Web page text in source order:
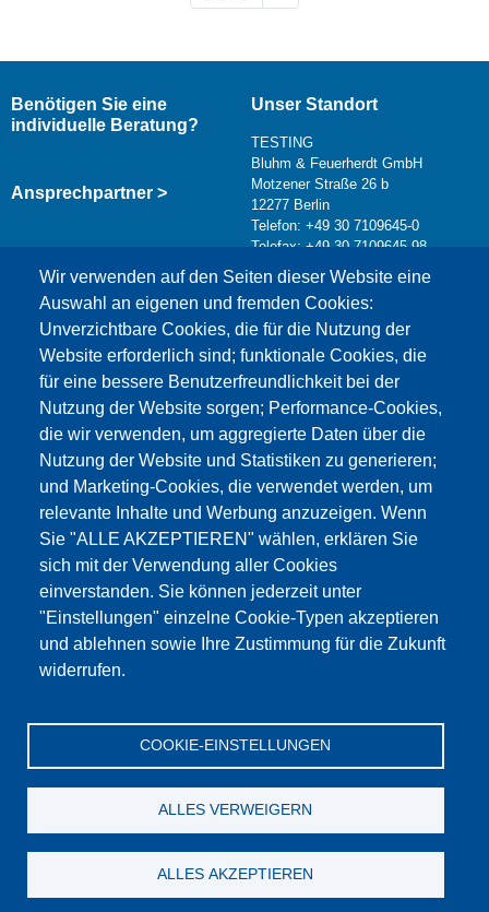
Wir verwenden auf den Seiten dieser Website eine
Auswahl an eigenen und fremden Cookies:
Unverzichtbare Cookies, die für die Nutzung der
Website erforderlich sind; funktionale Cookies, die
für eine bessere Benutzerfreundlichkeit bei der
Nutzung der Website sorgen; Performance-Cookies,
die wir verwenden, um aggregierte Daten über die
Nutzung der Website und Statistiken zu generieren;
und Marketing-Cookies, die verwendet werden, um
relevante Inhalte und Werbung anzuzeigen. Wenn
Sie "ALLE AKZEPTIEREN" wählen, erklären Sie
sich mit der Verwendung aller Cookies
einverstanden. Sie können jederzeit unter
"Einstellungen" einzelne Cookie-Typen akzeptieren
und ablehnen sowie Ihre Zustimmung für die Zukunft
widerrufen.
COOKIE-EINSTELLUNGEN
ALLES VERWEIGERN
ALLES AKZEPTIEREN
Benötigen Sie eine
individuelle Beratung?
Ansprechpartner >
Unser Standort
TESTING
Bluhm & Feuerherdt GmbH
Motzener Straße 26 b
12277 Berlin
Telefon: +49 30 7109645-0
Telefax: +49 30 7109645-98
info@testing.de
Dieser Inhalt ist blockiert, da die Google Maps
Cookies nicht akzeptiert wurden.
NUR DIE GOOGLE MAPS COOKIES
AKZEPTIEREN.
Alle Cookies akzeptieren
© Testing Bluhm & Feuerherdt GmbH 08.08.2026
YouTube-Twitter-LinkedIn